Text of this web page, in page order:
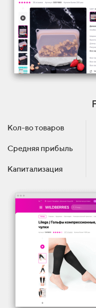
Кол-во товаров
Средняя прибыль
Капитализация